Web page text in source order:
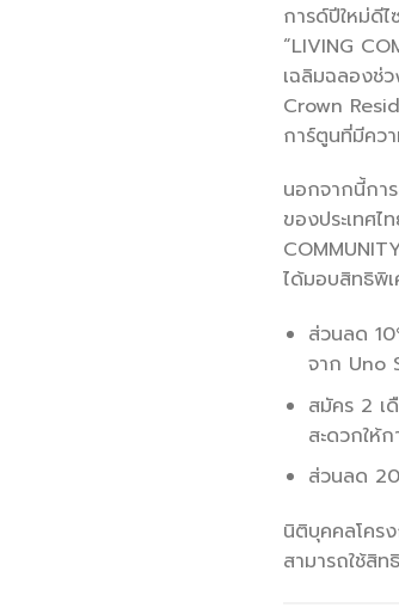
การด์ปีใหม่ดี
“LIVING
เฉลิมฉลองช่
Crown
การ์ตูนที่มีคว
นอกจากนี้กา
ของประเทศ
ได้มอบสิทธิพิ
ส่วนลด
จาก Uno
สมัคร 2 เ
สะดวกให้
ส่วนลด
นิติบุคคลโคร
สามารถใช้สิ